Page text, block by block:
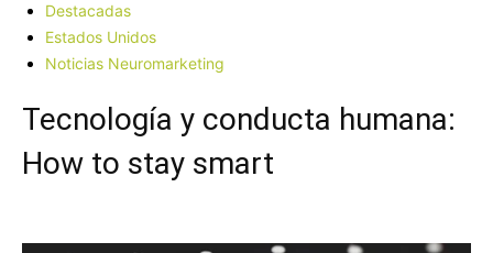
Destacadas
Estados Unidos
Noticias Neuromarketing
Tecnología y conducta humana:
How to stay smart